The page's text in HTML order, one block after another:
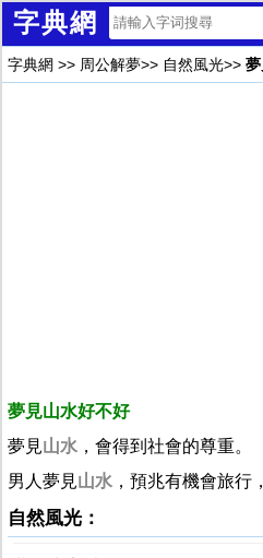
字典網
字典網 >> 周公解夢>> 自然風光>>
夢見山水好不好
夢見山水 ，會得到社會的尊重。
男人夢見山水 ，預兆有機會旅行
自然風光：